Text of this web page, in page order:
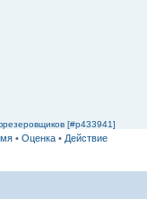
[#p433941]
• Оценка • Действие